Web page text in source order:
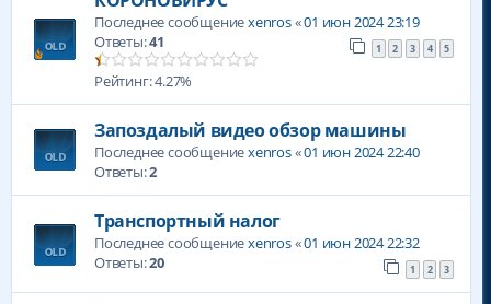
Последнее сообщениеxenros«01 июн 2024 23:19
Ответы:41 1 2 3 4 5
Рейтинг: 4.27%
Запоздалый видео обзор машины
Последнее сообщениеxenros«01 июн 2024 22:40
Ответы:2
Транспортный налог
Последнее сообщениеxenros«01 июн 2024 22:32
Ответы:20 1 2 3